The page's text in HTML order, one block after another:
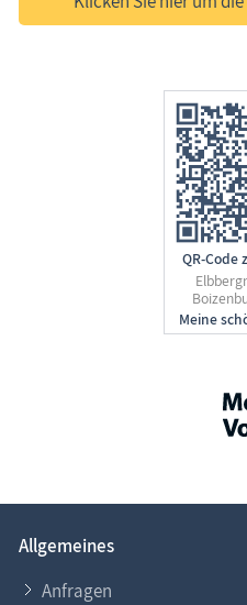
QR-Code
Allgemeines
Anfragen